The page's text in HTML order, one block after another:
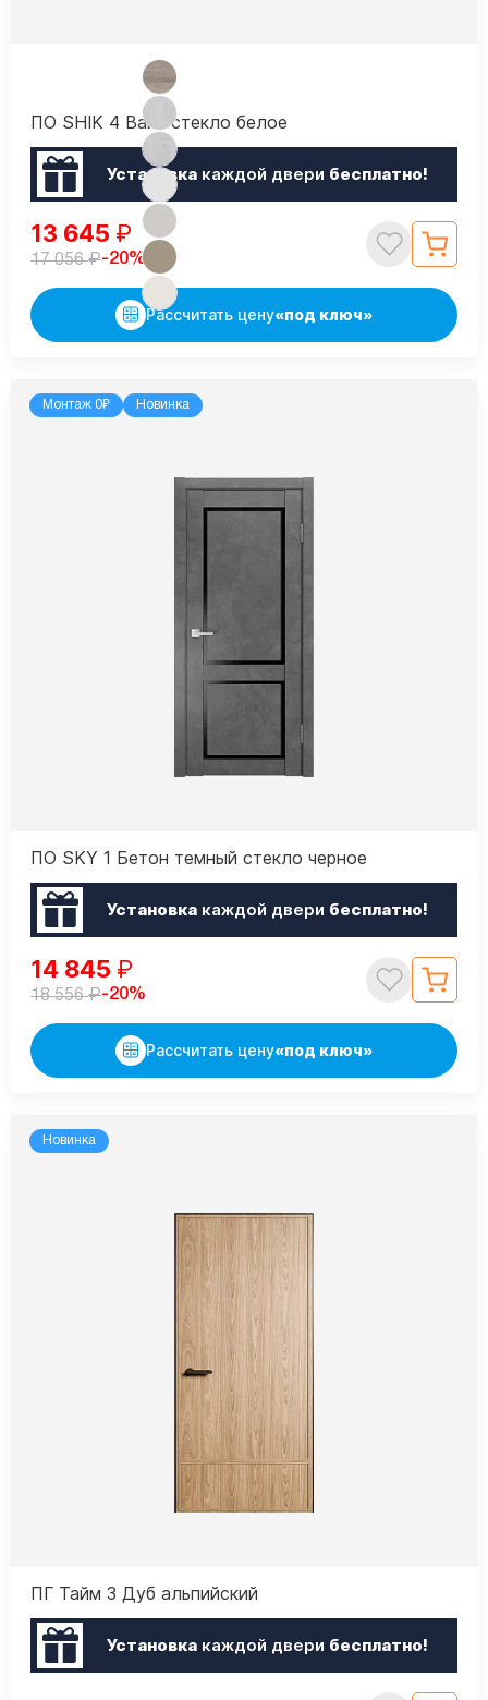
ПО SHIK 4 Вайт стекло белое
Установкакаждой двери бесплатно!
13 645 ₽
17 056₽-20%
Рассчитать цену«под ключ»
Монтаж 0₽ Новинка
ПО SKY 1 Бетон темный стекло черное
Установкакаждой двери бесплатно!
14 845 ₽
18 556₽-20%
Рассчитать цену«под ключ»
Новинка
ПГ Тайм 3 Дуб альпийский
Установкакаждой двери бесплатно!